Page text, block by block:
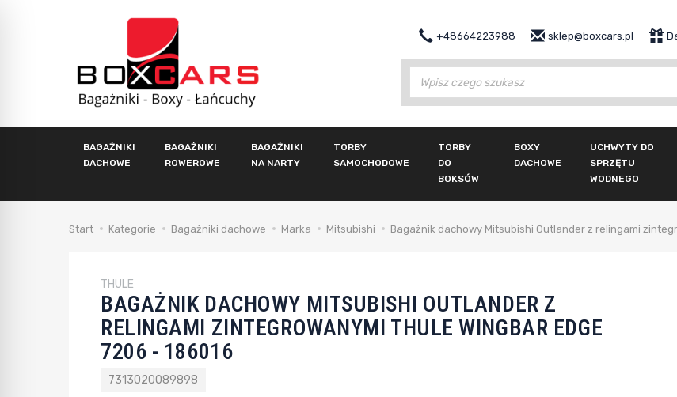
+48664223988 sklep@boxcars.pl
BAGAŻNIKI
DACHOWE
BAGAŻNIKI
ROWEROWE
BAGAŻNIKI
NA NARTY
TORBY
SAMOCHODOWE
TORBY
DO
BOKSÓW
BOXY
DACHOWE
UCHWYTY DO
SPRZĘTU
WODNEGO
Start Kategorie Bagażniki dachowe Marka Mitsubishi Bagażnik dachowy Mitsubishi Outlander z relingami
THULE
BAGAŻNIK DACHOWY MITSUBISHI OUTLANDER Z
RELINGAMI ZINTEGROWANYMI THULE WINGBAR EDGE
7206 - 186016
7313020089898